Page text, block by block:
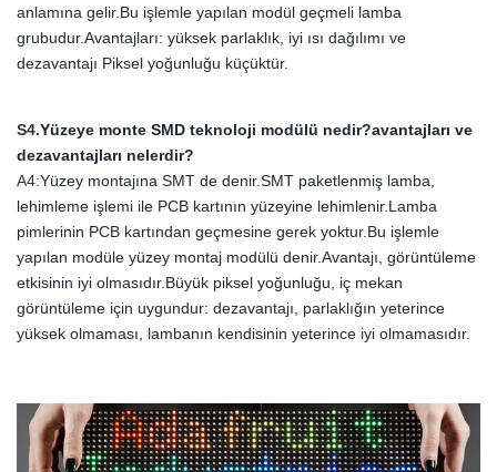
anlamına gelir.Bu işlemle yapılan modül geçmeli lamba
grubudur.Avantajları: yüksek parlaklık, iyi ısı dağılımı ve
dezavantajı Piksel yoğunluğu küçüktür.
S4.Yüzeye monte SMD teknoloji modülü nedir?avantajları ve
dezavantajları nelerdir?
A4:Yüzey montajına SMT de denir.SMT paketlenmiş lamba,
lehimleme işlemi ile PCB kartının yüzeyine lehimlenir.Lamba
pimlerinin PCB kartından geçmesine gerek yoktur.Bu işlemle
yapılan modüle yüzey montaj modülü denir.Avantajı, görüntüleme
etkisinin iyi olmasıdır.Büyük piksel yoğunluğu, iç mekan
görüntüleme için uygundur: dezavantajı, parlaklığın yeterince
yüksek olmaması, lambanın kendisinin yeterince iyi olmamasıdır.